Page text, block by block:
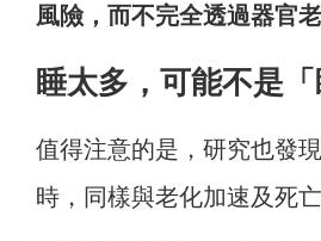
風險，而不完全透過器官老
睡太多，可能不是「
值得注意的是，研究也發
時，同樣與老化加速及死